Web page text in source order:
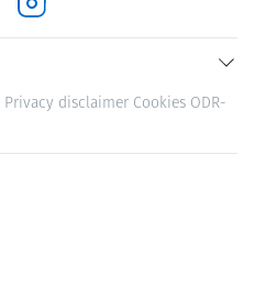
Privacy disclaimer Cookies ODR-